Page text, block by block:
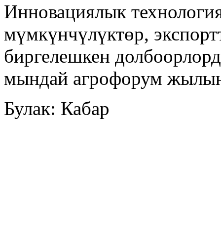
Инновациялык
мүмкүнчүлүктөр,
биргелешкен
мындай агрофорум
Булак: Кабар